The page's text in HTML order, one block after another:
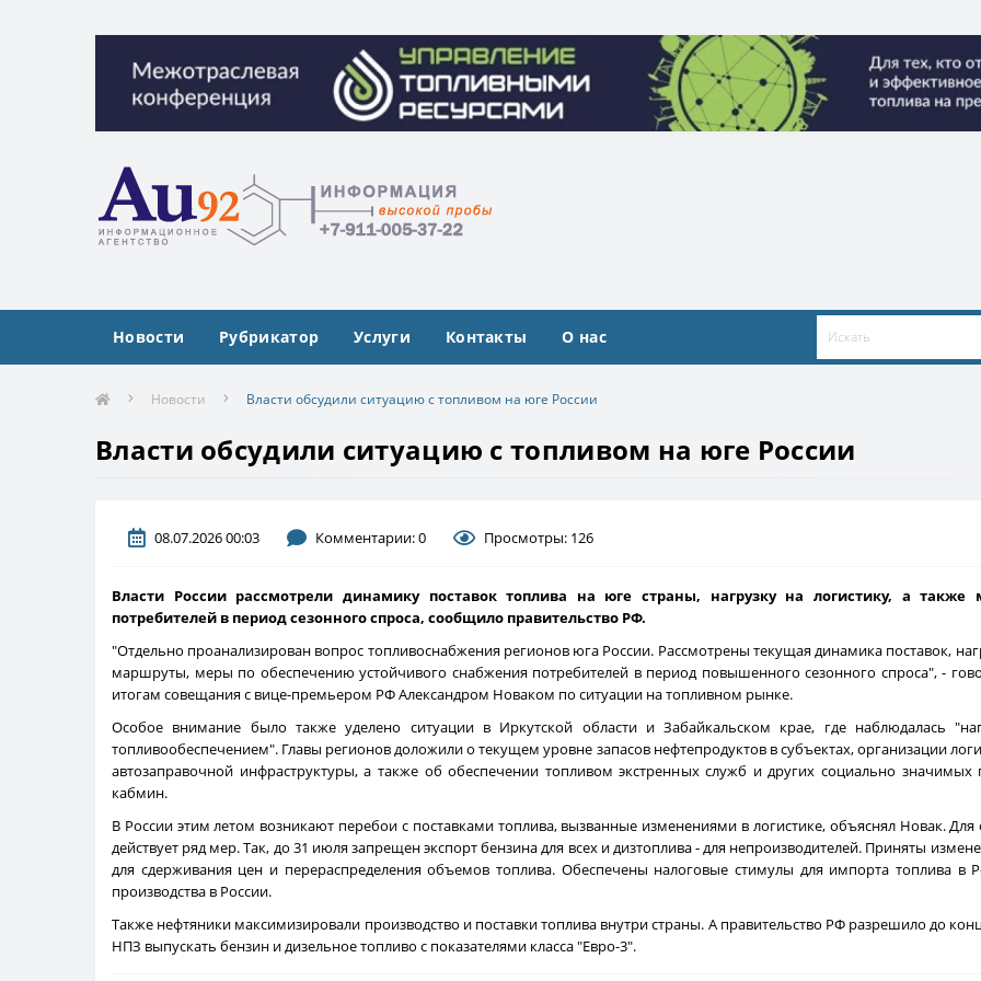
Межотраслевая конференция «Управление топливными ресурсами». Организатор ООО «Квадрат
Межотраслевая конференция «Управление топливными ресурсами». Организатор ООО «Квадрат
Новости Рубрикатор Услуги Контакты О нас
Новости Власти обсудили ситуацию с топливом на юге России
Власти обсудили ситуацию с топливом на юге России
08.07.2026 00:03 Комментарии: 0 Просмотры: 126
Власти России рассмотрели динамику поставок топлива на юге страны, нагрузку на логистику, а
потребителей в период сезонного спроса, сообщило правительство РФ.
"Отдельно проанализирован вопрос топливоснабжения регионов юга России. Рассмотрены текущая динамика поставок,
маршруты, меры по обеспечению устойчивого снабжения потребителей в период повышенного сезонного спроса", -
итогам совещания с вице-премьером РФ Александром Новаком по ситуации на топливном рынке.
Особое внимание было также уделено ситуации в Иркутской области и Забайкальском крае, где наблюдалась
топливообеспечением". Главы регионов доложили о текущем уровне запасов нефтепродуктов в субъектах, организации
автозаправочной инфраструктуры, а также об обеспечении топливом экстренных служб и других социально значимых
кабмин.
В России этим летом возникают перебои с поставками топлива, вызванные изменениями в логистике, объяснял Новак.
действует ряд мер. Так, до 31 июля запрещен экспорт бензина для всех и дизтоплива - для непроизводителей. Приняты
для сдерживания цен и перераспределения объемов топлива. Обеспечены налоговые стимулы для импорта топлива в
производства в России.
Также нефтяники максимизировали производство и поставки топлива внутри страны. А правительство РФ разрешило до
НПЗ выпускать бензин и дизельное топливо с показателями класса "Евро-3".